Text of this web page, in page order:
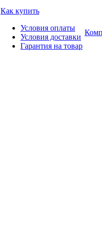
Как купить
Условия оплаты
Условия доставки
Гарантия на товар